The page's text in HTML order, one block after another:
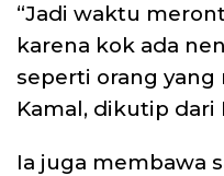
“Jadi waktu
karena kok ada
seperti orang yang
Kamal, dikutip dari
Ia juga membawa